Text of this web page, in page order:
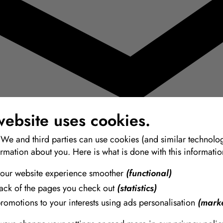
uses cookies.
and third parties can use cookies (and similar
about you. Here is what is done with this
website experience smoother (functional)
of the pages you check out(statistics)
to your interests using ads personalisation
la más alta calidad para modelado, moldes y vaciado.